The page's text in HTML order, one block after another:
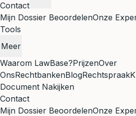
Contact
Mijn Dossier BeoordelenOnze
Tools
Meer
Waarom LawBase?PrijzenOver
OnsRechtbankenBlogRechtspraak
Document Nakijken
Contact
Mijn Dossier BeoordelenOnze